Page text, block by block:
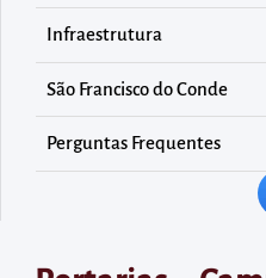
informações
postas
Infraestrutura
São Francisco do Conde
Perguntas Frequentes